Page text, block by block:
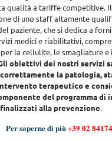
qualità a tariffe competitive.
di uno staff altamente
paziente, che si dedica a
medici e riabilitativi,
la cellulite, le smagliature e
obiettivi dei nostri servizi
la patologia,
terapeutico e
del programma di
alla prevenzione.
Per saperne di più+39 02